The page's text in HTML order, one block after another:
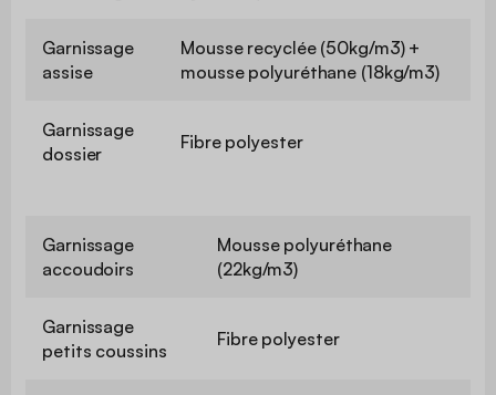
Garnissage
assise
Mousse recyclée (50kg/m3) +
mousse polyuréthane (18kg/m3)
Garnissage
dossier
Fibre polyester
Garnissage
accoudoirs
Mousse polyuréthane
(22kg/m3)
Garnissage
petits coussins
Fibre polyester